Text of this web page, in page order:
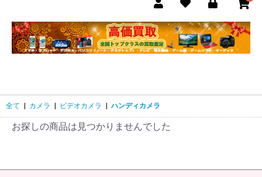
全て | カメラ | ビデオカメラ | ハンディカメラ
お探しの商品は見つかりませんでした